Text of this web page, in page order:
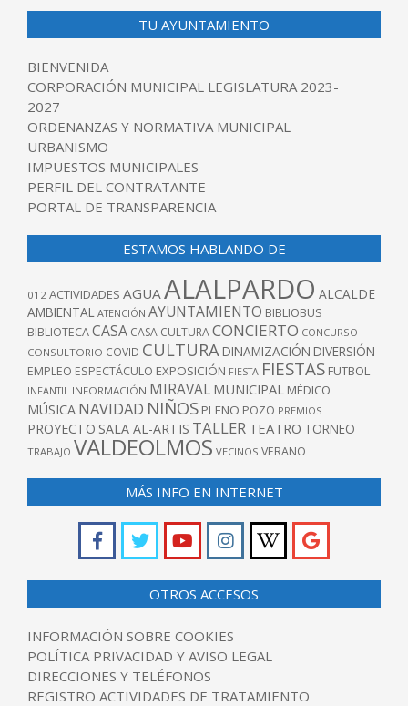
TU AYUNTAMIENTO
BIENVENIDA
CORPORACIÓN MUNICIPAL LEGISLATURA 2023-
2027
ORDENANZAS Y NORMATIVA MUNICIPAL
URBANISMO
IMPUESTOS MUNICIPALES
PERFIL DEL CONTRATANTE
PORTAL DE TRANSPARENCIA
ESTAMOS HABLANDO DE
012 ACTIVIDADES AGUA ALALPARDO ALCALDE
AMBIENTAL ATENCIÓN AYUNTAMIENTO BIBLIOBUS
BIBLIOTECACASA CASA CULTURACONCIERTO CONCURSO
CONSULTORIO COVID CULTURA DINAMIZACIÓN DIVERSIÓN
EMPLEO ESPECTÁCULO EXPOSICIÓN FIESTA FIESTAS FUTBOL
INFANTIL INFORMACIÓN MIRAVAL MUNICIPAL MÉDICO
MÚSICA NAVIDAD NIÑOS PLENO POZO PREMIOS
PROYECTO SALA AL-ARTIS TALLER TEATRO TORNEO
TRABAJO VALDEOLMOS VECINOS VERANO
MÁS INFO EN INTERNET
OTROS ACCESOS
INFORMACIÓN SOBRE COOKIES
POLÍTICA PRIVACIDAD Y AVISO LEGAL
DIRECCIONES Y TELÉFONOS
REGISTRO ACTIVIDADES DE TRATAMIENTO